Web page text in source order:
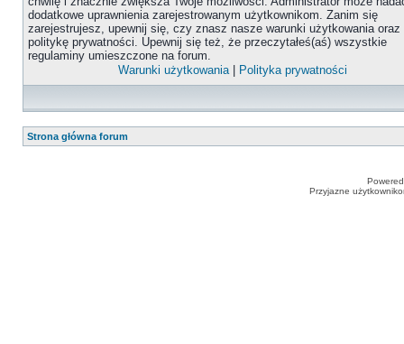
dodatkowe uprawnienia zarejestrowanym użytkownikom. Zanim się
zarejestrujesz, upewnij się, czy znasz nasze warunki użytkowania oraz
politykę prywatności. Upewnij się też, że przeczytałeś(aś) wszystkie
regulaminy umieszczone na forum.
Warunki użytkowania| Polityka prywatności
Strona główna forum
Przyjazne